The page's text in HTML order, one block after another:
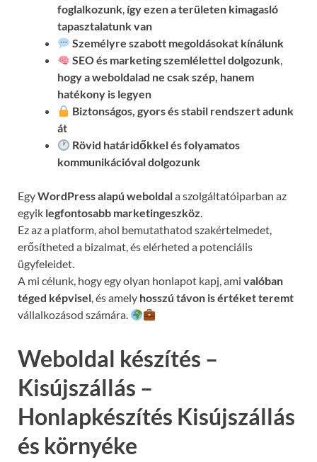
foglalkozunk, így ezen a területen kimagasló
tapasztalatunk van
Személyre szabott megoldásokat kínálunk
SEO és marketing szemlélettel dolgozunk,
hogy a weboldalad ne csak szép, hanem
hatékony is legyen
Biztonságos, gyors és stabil rendszert adunk
át
Rövid határidőkkel és folyamatos
kommunikációvaldolgozunk
EgyWordPress alapú weboldala szolgáltatóiparban az
egyik legfontosabb marketingeszköz.
Ez az a platform, ahol bemutathatod szakértelmedet,
erősítheted a bizalmat, és elérheted a potenciális
ügyfeleidet.
A mi célunk, hogy egy olyan honlapot kapj, ami valóban
téged képvisel, és amely hosszú távon is értéket teremt
vállalkozásod számára.
Weboldal készítés –
Kisújszállás –
Honlapkészítés Kisújszállás
és környéke